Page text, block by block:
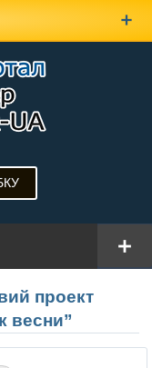
проект
весни”